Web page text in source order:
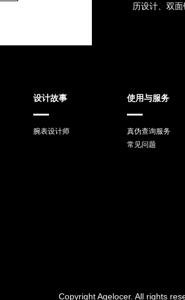
历设计、双
设计故事
腕表设计师
使用与服务
真伪查询服务
常见问题
Copyright Agelocer. All rights